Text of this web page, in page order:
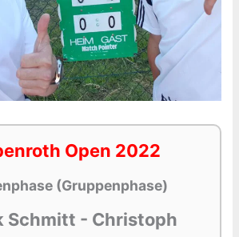
Open 2022
(Gruppenphase)
Schmitt - Christoph